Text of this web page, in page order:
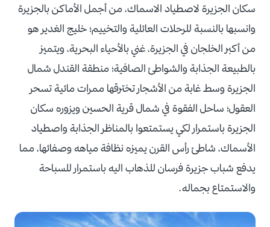
سكان الجزيرة لاصطياد الاسماك، من أجمل الأماكن بالجزيرة
وانسبها بالنسبة للرحلات العائلية والتخييم؛ خليج الغدير هو
من أكبر الخلجان في الجزيرة، غني بالأحياء البحرية، ويتميز
بالطبيعة الجذابة والشواطئ الصافية؛ منطقة القندل شمال
الجزيرة وسط غابة من الأشجار تخترقها ممرات مائية تسحر
العقول؛ ساحل الفقوة في شمال قرية الحسين ويزوره سكان
الجزيرة باستمرار لكي يستمتعوا بالمناظر الجذابة واصطياد
الأسماك، شاطئ رأس القرن يميزه نظافة مياهه وصفائها، مما
يدفع شباب جزيرة فرسان للذهاب اليه باستمرار للسباحة
والاستمتاع بجماله.